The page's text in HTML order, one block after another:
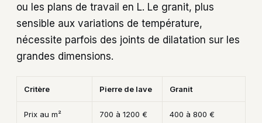
ou les plans de travail en L. Le granit, plus
sensible aux variations de température,
nécessite parfois des joints de dilatation sur les
grandes dimensions.
Critère Pierre de lave Granit
Prix au m² 700 à 1200 € 400 à 800 €